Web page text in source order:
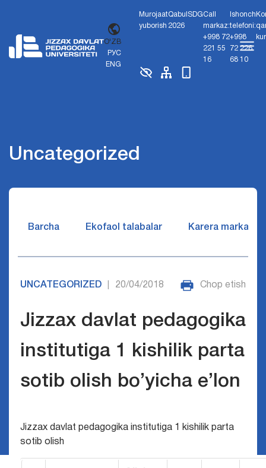
O'ZB
РУС
ENG
Murojaat
yuborish
Qabul
2026
SDGCall
markaz:
+998 72
221 55
16
Ishonch
telefoni:
+998
72 226
68 10
Uncategorized
Barcha Ekofaol talabalar Karera markazi
UNCATEGORIZED 20/04/2018 Chop etish
Jizzax davlat pedagogika
institutiga 1 kishilik parta
sotib olish bo’yicha e’lon
Jizzax davlat pedagogika institutiga 1 kishilik parta
sotib olish